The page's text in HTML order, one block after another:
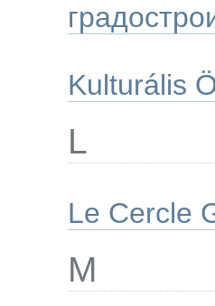
Kulturális
L
Le Cercle
M